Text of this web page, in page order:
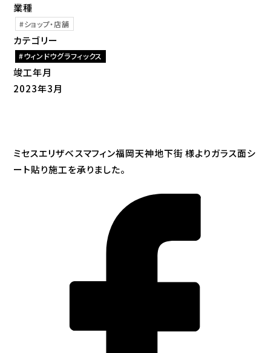
業種
ショップ・店舗
カテゴリー
ウィンドウグラフィックス
竣工年月
2023年3月
ミセスエリザベスマフィン福岡天神地下街 様よりガラス面シ
ート貼り施工を承りました。